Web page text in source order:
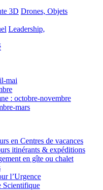
3D Drones, Objets
Leadership,
mai
: octobre-novembre
mars
en Centres de vacances
itinérants & expéditions
en gîte ou chalet
l’Urgence
Scientifique